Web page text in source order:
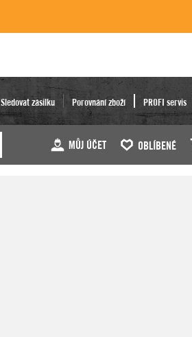
Sledovat zásilku Porovnání zboží PROFI servis
MŮJ ÚČET OBLÍBENÉ